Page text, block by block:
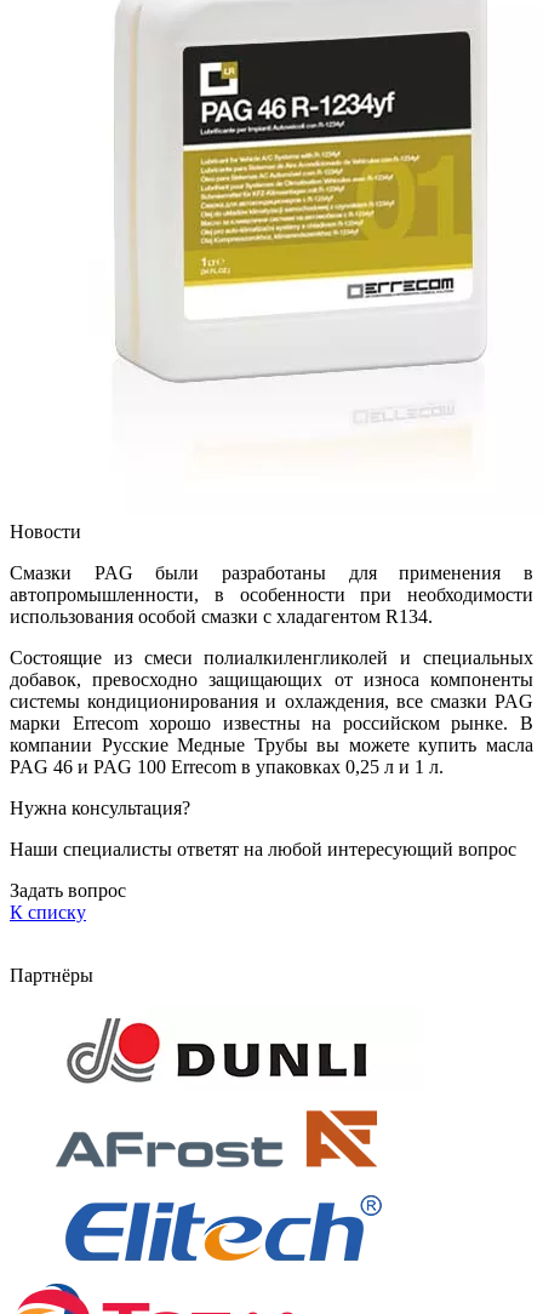
Новости
Смазки PAG были разработаны для применения в
автопромышленности, в особенности при необходимости
использования особой смазки с хладагентом R134.
Состоящие из смеси полиалкиленгликолей и специальных
добавок, превосходно защищающих от износа компоненты
системы кондиционирования и охлаждения, все смазки PAG
марки Errecom хорошо известны на российском рынке. В
компании Русские Медные Трубы вы можете купить масла
PAG 46 и PAG 100 Errecom в упаковках 0,25 л и 1 л.
Нужна консультация?
Наши специалисты ответят на любой интересующий вопрос
Задать вопрос
К списку
Партнёры